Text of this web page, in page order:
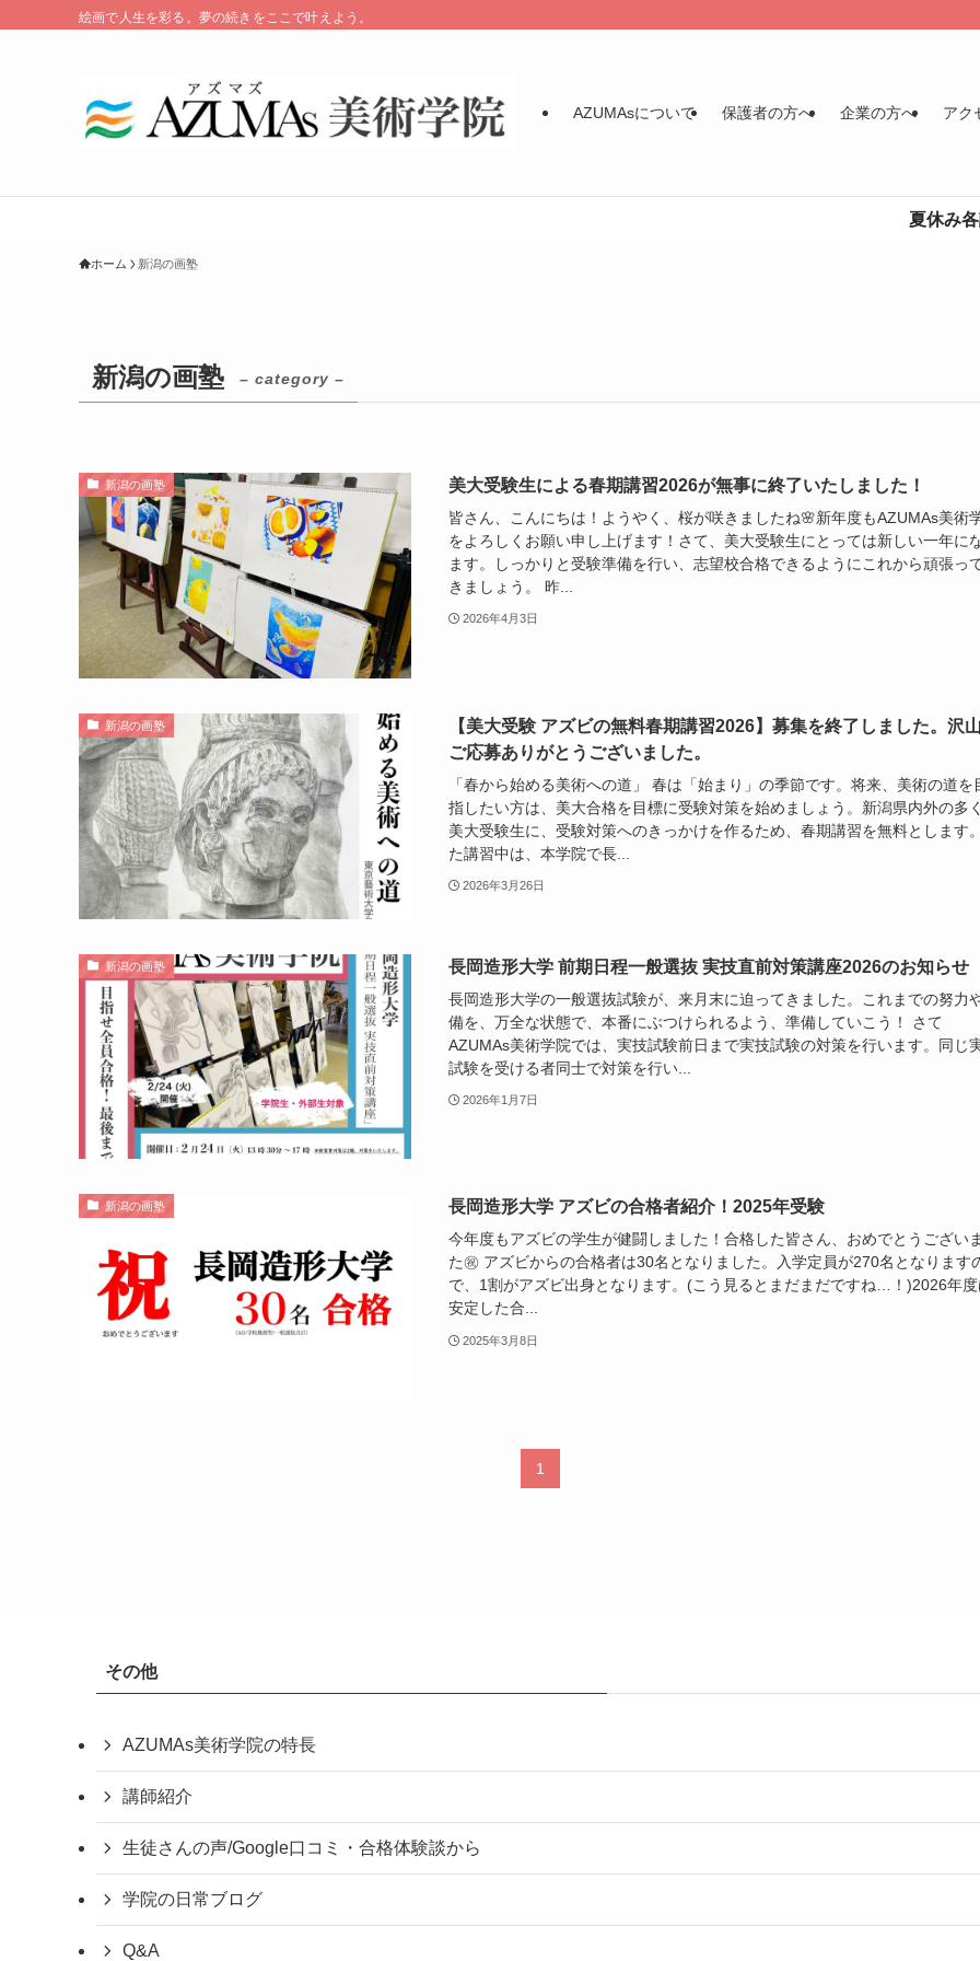
絵画で人生を彩る。夢の続きをここで叶えよう。
AZUMAsについて 保護者の方へ 企業の方へ アク
夏休み各講座
ホーム 新潟の画塾
新潟の画塾 – category –
新潟の画塾 美大受験生による春期講習2026が無事に終了いたしました！
皆さん、こんにちは！ようやく、桜が咲きましたね🌸新年度もAZUMAs美術
をよろしくお願い申し上げます！さて、美大受験生にとっては新しい一年に
ます。しっかりと受験準備を行い、志望校合格できるようにこれから頑張っ
きましょう。 昨...
2026年4月3日
新潟の画塾
【美大受験 アズビの無料春期講習2026】募集を終了しました。沢
ご応募ありがとうございました。
「春から始める美術への道」 春は「始まり」の季節です。将来、美術の道を
指したい方は、美大合格を目標に受験対策を始めましょう。新潟県内外の多
美大受験生に、受験対策へのきっかけを作るため、春期講習を無料とします
た講習中は、本学院で長...
2026年3月26日
新潟の画塾 長岡造形大学 前期日程一般選抜 実技直前対策講座2026のお知らせ
長岡造形大学の一般選抜試験が、来月末に迫ってきました。これまでの努力
備を、万全な状態で、本番にぶつけられるよう、準備していこう！ さて
AZUMAs美術学院では、実技試験前日まで実技試験の対策を行います。同じ
試験を受ける者同士で対策を行い...
2026年1月7日
新潟の画塾 長岡造形大学 アズビの合格者紹介！2025年受験
今年度もアズビの学生が健闘しました！合格した皆さん、おめでとうござい
た㊗️ アズビからの合格者は30名となりました。入学定員が270名となります
で、1割がアズビ出身となります。(こう見るとまだまだですね…！)2026年度
安定した合...
2025年3月8日
1
その他
AZUMAs美術学院の特長
講師紹介
生徒さんの声/Google口コミ・合格体験談から
学院の日常ブログ
Q&A